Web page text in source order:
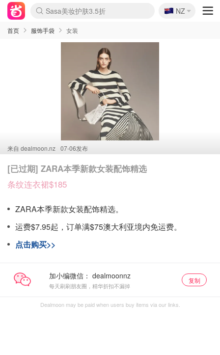
lululemon折扣上新
Sasa美妆护肤3.5折
SSENSE年中2.5折
FreshBeauty好价汇总
Cettire降价+叠9折
WWS Coles超市实拍
viagogo二手票捡漏
Myer超级周末
The Outnet奢牌1折起
David Jones 3折起
Flannels大牌1折
Perfumes Club护肤1折
AMIRO面罩$251
Amazon折扣汇总
eToro入金$200送$50
Amazon数码好物
ICONIC本周7.5折
ThedoubleF高奢地板价
Moose Knuckles 6折
丝芙兰5折起
EUFY摄像头$98
Selenichast首饰2折
Trip机票酒店促销
YSL送5件彩妆礼
Amazon家居好物
Amazon美妆护肤
雅漾大喷$8
过敏原检测盒$33
伊索独家赠50ml沐浴露
科颜氏高保湿面霜$29
SEALIFE海洋馆门票6折
丝塔芙大白罐$16
订阅Newsletter送香薰
Cult Beauty 6.8折
Harrods圣诞日历$525
LN-CC奢牌私促3折
d'Alba空姐喷雾$16
EVE LOM套装£56
Bernardelli独家4折
Adore Beauty 6折起
CT圣诞日历
Mytheresa奢品2.7折
Luxury Escapes 9折
Currentbody美容仪$881
MOON Garden Live
Roborock扫地机$649
Tingo Life水杯$24
Valentino官网5折
CR洗护套装$23
修丽可4件套$159
Myer彩妆2件7折
GANNI官网4.5折
Stylevana韩妆4折
Tessabit高奢8.5折
OGX洗发水$11
Amazon阿德莱德次日达
卡诗8.5折+赠礼
Philips Hue灯具8折
🇳🇿
NZ
首页 服饰手袋 女装
来自 dealmoon.nz 07-06发布
[已过期] ZARA本季新款女装配饰精选
条纹连衣裙$185
ZARA本季新款女装配饰精选。
运费$7.95起，订单满$75澳大利亚境内免运费。
点击购买>>
加小编微信：
每天刷刷朋友圈，精华折扣不漏掉
复制
Dealmoon may be paid when users buy items via our links.